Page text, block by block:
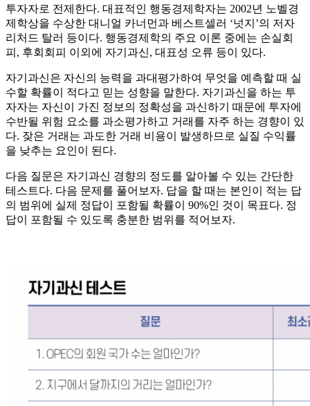
투자자로 전제한다. 대표적인 행동경제학자는 2002년 노벨경
제학상을 수상한 대니얼 카너먼과 베스트셀러 ‘넛지’의 저자
리처드 탈러 등이다. 행동경제학의 주요 이론 중에는 손실회
피, 후회회피 이외에 자기과신, 대표성 오류 등이 있다.
자기과신은 자신의 능력을 과대평가하여 무엇을 예측할 때 실
수할 확률이 적다고 믿는 성향을 말한다. 자기과신을 하는 투
자자는 자신이 가진 정보의 정확성을 과신하기 때문에 투자에
수반될 위험 요소를 과소평가하고 거래를 자주 하는 경향이 있
다. 잦은 거래는 과도한 거래 비용이 발생하므로 실질 수익률
을 낮추는 요인이 된다.
다음 질문은 자기과신 경향의 정도를 알아볼 수 있는 간단한
테스트다. 다음 문제를 풀어보자. 답을 할 때는 본인이 적는 답
의 범위에 실제 정답이 포함될 확률이 90%인 것이 목표다. 정
답이 포함될 수 있도록 충분한 범위를 적어보자.